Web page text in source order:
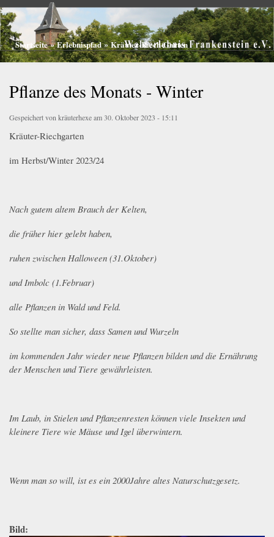
Direkt
zum
Inhalt
Walderlebnis
Frankenstein
e.V.
Sie sind hier
Startseite»Erlebnispfad»Kräuter-Riech-Garten
Pflanze des Monats - Winter
Gespeichert vonkräuterhexeam 30. Oktober 2023 - 15:11
Kräuter-Riechgarten
im Herbst/Winter 2023/24
Nach gutem altem Brauch der Kelten,
die früher hier gelebt haben,
ruhen zwischen Halloween (31.Oktober)
und Imbolc (1.Februar)
alle Pflanzen in Wald und Feld.
So stellte man sicher, dass Samen und Wurzeln
im kommenden Jahr wieder neue Pflanzen bilden und die Ernährung
der Menschen und Tiere gewährleisten.
Im Laub, in Stielen und Pflanzenresten können viele Insekten und
kleinere Tiere wie Mäuse und Igel überwintern.
Wenn man so will, ist es ein 2000Jahre altes Naturschutzgesetz.
Bild: